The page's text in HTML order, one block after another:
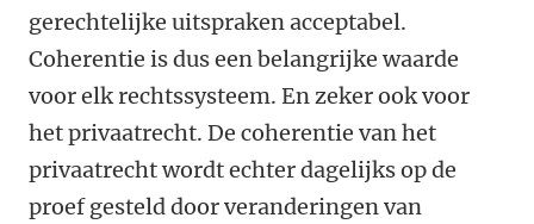
gerechtelijke uitspraken acceptabel.
Coherentie is dus een belangrijke waarde
voor elk rechtssysteem. En zeker ook voor
het privaatrecht. De coherentie van het
privaatrecht wordt echter dagelijks op de
proef gesteld door veranderingen van